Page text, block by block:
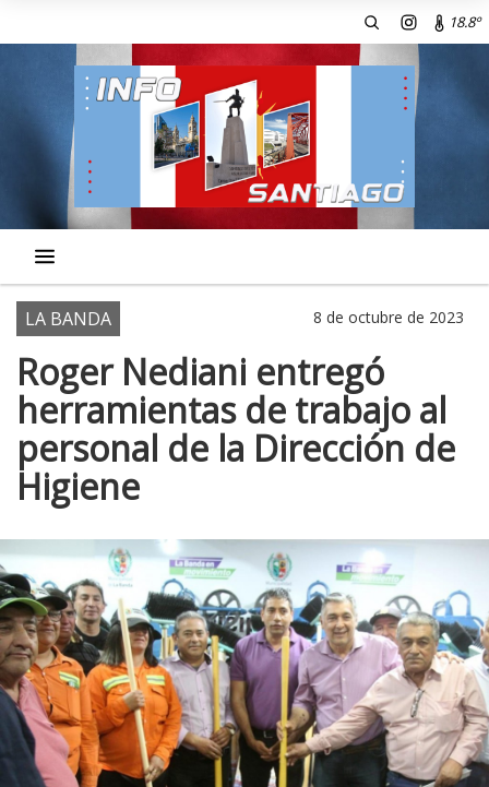
18.8º
LA BANDA 8 de octubre de 2023
Roger Nediani entregó
herramientas de trabajo al
personal de la Dirección de
Higiene